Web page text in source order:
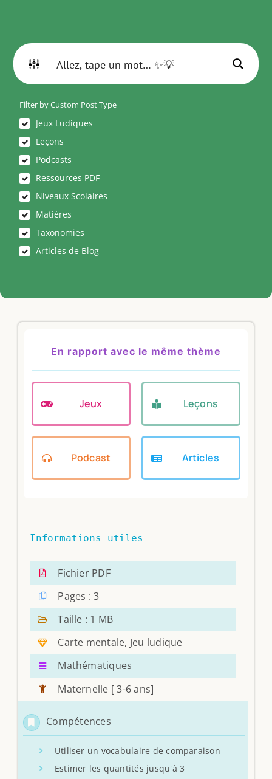
Filter by Custom Post Type
Jeux Ludiques
Leçons
Podcasts
Ressources PDF
Niveaux Scolaires
Matières
Taxonomies
Articles de Blog
En rapport avec le même thème
Jeux Leçons
Podcast Articles
Informations utiles
Fichier PDF
Pages : 3
Taille : 1 MB
Carte mentale, Jeu ludique
Mathématiques
Maternelle [ 3-6 ans]
Compétences
Utiliser un vocabulaire de comparaison
Estimer les quantités jusqu'à 3